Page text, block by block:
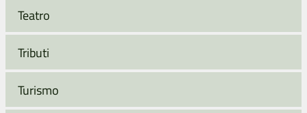
Teatro
Tributi
Turismo